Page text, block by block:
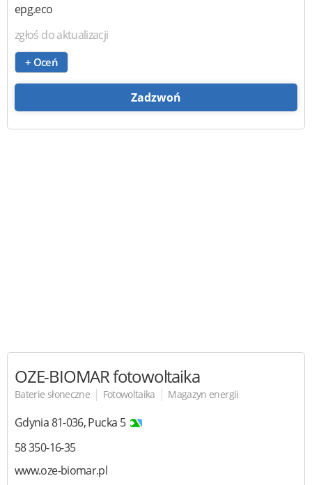
epg.eco
zgłoś do aktualizacji
+ Oceń
Zadzwoń
OZE-BIOMARfotowoltaika
Baterie słoneczne | Fotowoltaika | Magazyn energii
Gdynia81-036,Pucka 5
58 350-16-35
www.oze-biomar.pl